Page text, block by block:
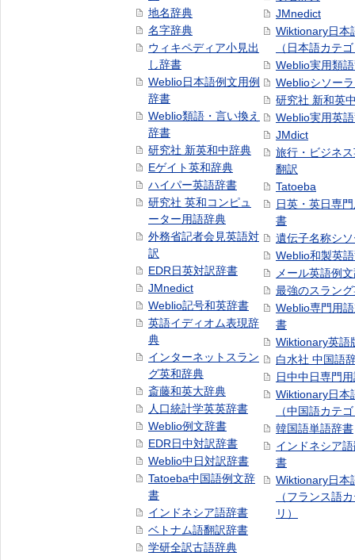
地名辞典
名字辞典
ウィキペディア小見出
し辞書
Weblio日本語例文用例
辞書
Weblio類語・言い換え
辞書
研究社 新英和中辞典
Eゲイト英和辞典
ハイパー英語辞書
研究社 英和コンピュ
ーター用語辞典
外務省記者会見英語対
訳
EDR日英対訳辞書
JMnedict
Weblio記号和英辞書
英語イディオム表現辞
典
インターネットスラン
グ英和辞典
斎藤和英大辞典
人口統計学英英辞書
Weblio例文辞書
EDR日中対訳辞書
Weblio中日対訳辞書
Tatoeba中国語例文辞
書
インドネシア語辞書
ベトナム語翻訳辞書
学研全訳古語辞典
JMnedict
Wiktionary日本
（日本語カテ
Weblio実用類
Weblioシソー
研究社 新和英
Weblio実用英
JMdict
旅行・ビジネ
翻訳
Tatoeba
日英・英日専
書
遺伝子名称シ
Weblio和製英
メール英語例
最強のスラン
Weblio専門用
書
Wiktionary英語
白水社 中国語
日中中日専門
Wiktionary日本
（中国語カテ
韓国語単語辞書
インドネシア
書
Wiktionary日本
（フランス語
リ）